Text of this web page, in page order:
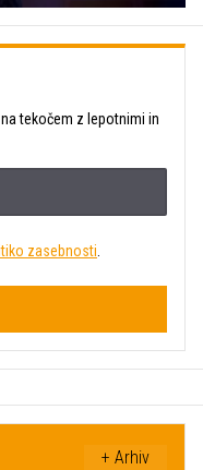
tekočem z lepotnimi in
zasebnosti
+ Arhiv